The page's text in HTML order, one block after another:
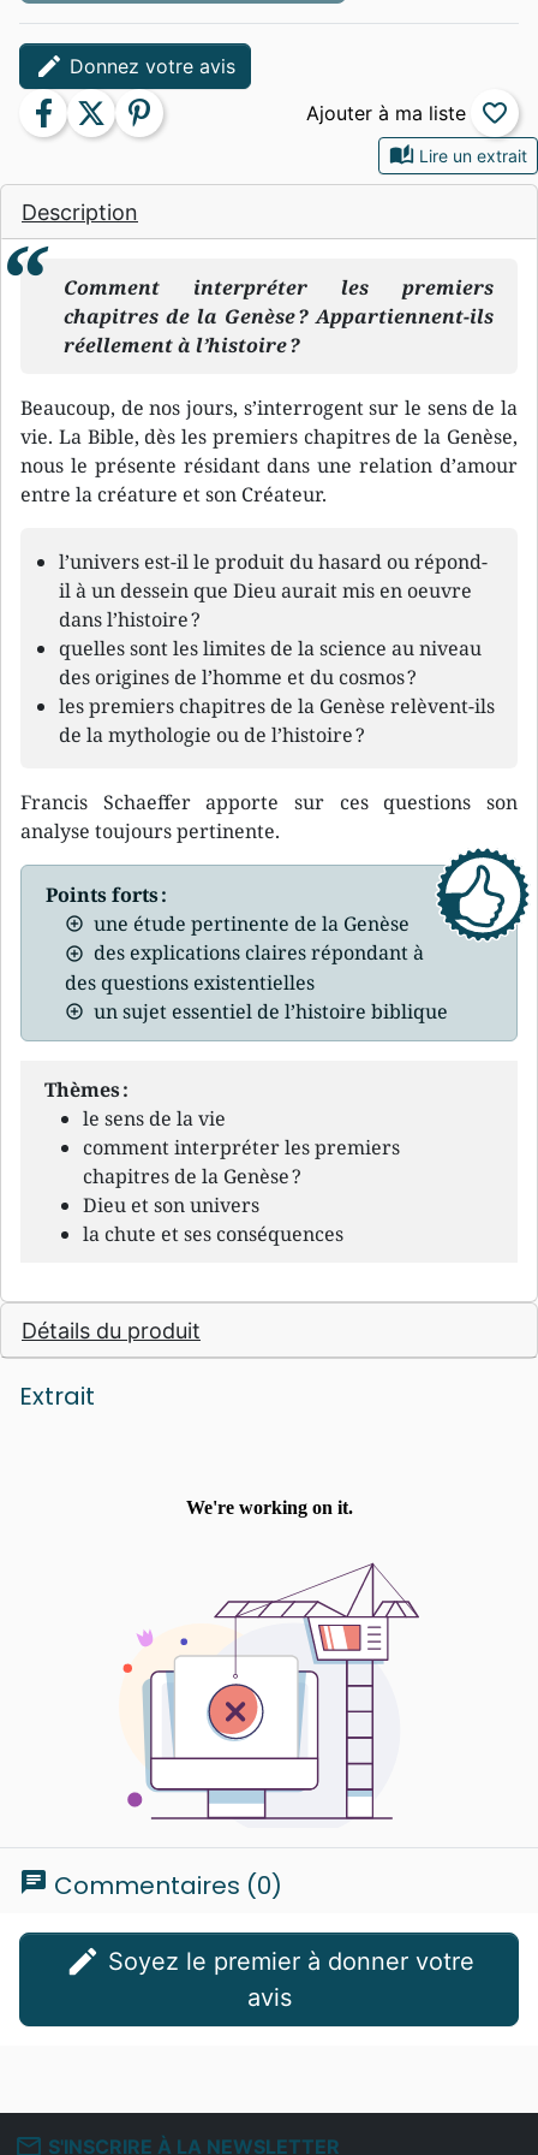
auto_stories Lire un extrait
Description
Comment interpréter les premiers
chapitres de la Genèse ? Appartiennent-ils
réellement à l’histoire ?
Beaucoup, de nos jours, s’interrogent sur le sens de la
vie. La Bible, dès les premiers chapitres de la Genèse,
nous le présente résidant dans une relation d’amour
entre la créature et son Créateur.
l’univers est-il le produit du hasard ou répond-
il à un dessein que Dieu aurait mis en oeuvre
dans l’histoire ?
quelles sont les limites de la science au niveau
des origines de l’homme et du cosmos ?
les premiers chapitres de la Genèse relèvent-ils
de la mythologie ou de l’histoire ?
Francis Schaeffer apporte sur ces questions son
analyse toujours pertinente.
Points forts :
une étude pertinente de la Genèse
des explications claires répondant à
des questions existentielles
un sujet essentiel de l’histoire biblique
Thèmes :
le sens de la vie
comment interpréter les premiers
chapitres de la Genèse ?
Dieu et son univers
la chute et ses conséquences
Détails du produit
Extrait
edit Donnez votre avis
facebook twitter pinterest favorite_border
chat Commentaires (0)
edit
avis
mail_outline S'INSCRIRE À LA NEWSLETTER